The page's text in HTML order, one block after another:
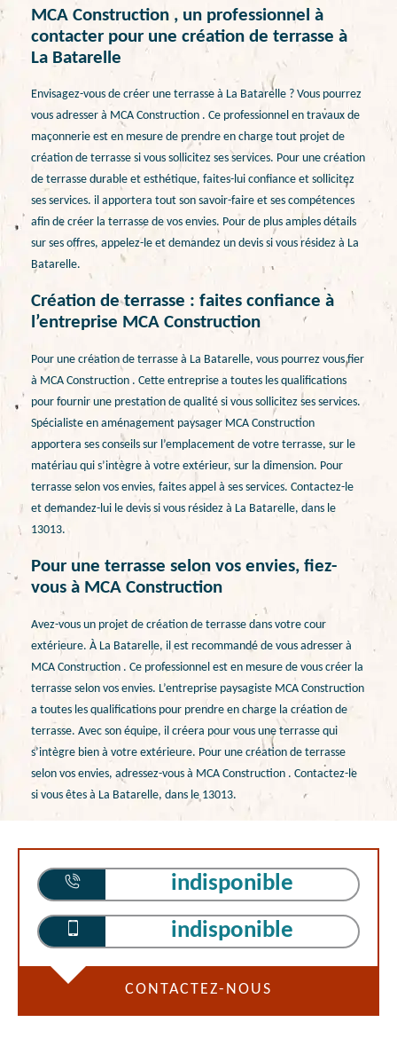
MCA Construction , un professionnel à
contacter pour une création de terrasse à
La Batarelle
Envisagez-vous de créer une terrasse à La Batarelle ? Vous pourrez
vous adresser à MCA Construction . Ce professionnel en travaux de
maçonnerie est en mesure de prendre en charge tout projet de
création de terrasse si vous sollicitez ses services. Pour une création
de terrasse durable et esthétique, faites-lui confiance et sollicitez
ses services. il apportera tout son savoir-faire et ses compétences
afin de créer la terrasse de vos envies. Pour de plus amples détails
sur ses offres, appelez-le et demandez un devis si vous résidez à La
Batarelle.
Création de terrasse : faites confiance à
l’entreprise MCA Construction
Pour une création de terrasse à La Batarelle, vous pourrez vous fier
à MCA Construction . Cette entreprise a toutes les qualifications
pour fournir une prestation de qualité si vous sollicitez ses services.
Spécialiste en aménagement paysager MCA Construction
apportera ses conseils sur l’emplacement de votre terrasse, sur le
matériau qui s’intègre à votre extérieur, sur la dimension. Pour
terrasse selon vos envies, faites appel à ses services. Contactez-le
et demandez-lui le devis si vous résidez à La Batarelle, dans le
13013.
Pour une terrasse selon vos envies, fiez-
vous à MCA Construction
Avez-vous un projet de création de terrasse dans votre cour
extérieure. À La Batarelle, il est recommandé de vous adresser à
MCA Construction . Ce professionnel est en mesure de vous créer la
terrasse selon vos envies. L’entreprise paysagiste MCA Construction
a toutes les qualifications pour prendre en charge la création de
terrasse. Avec son équipe, il créera pour vous une terrasse qui
s’intègre bien à votre extérieure. Pour une création de terrasse
selon vos envies, adressez-vous à MCA Construction . Contactez-le
si vous êtes à La Batarelle, dans le 13013.
indisponible
indisponible
CONTACTEZ-NOUS